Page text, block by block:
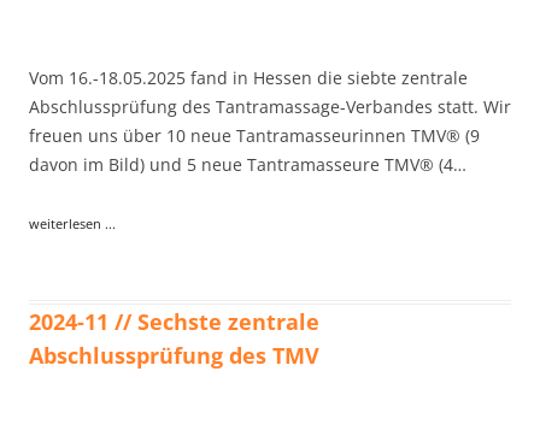
Vom 16.-18.05.2025 fand in Hessen die siebte zentrale
Abschlussprüfung des Tantramassage-Verbandes statt. Wir
freuen uns über 10 neue Tantramasseurinnen TMV® (9
davon im Bild) und 5 neue Tantramasseure TMV® (4…
weiterlesen ...
2024-11 // Sechste zentrale
Abschlussprüfung des TMV